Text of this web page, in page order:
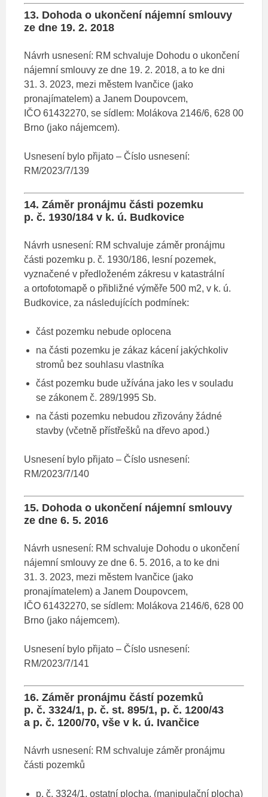
13. Dohoda o ukončení nájemní smlouvy
ze dne 19. 2. 2018
Návrh usnesení: RM schvaluje Dohodu o ukončení
nájemní smlouvy ze dne 19. 2. 2018, a to ke dni
31. 3. 2023, mezi městem Ivančice (jako
pronajímatelem) a Janem Doupovcem,
IČO 61432270, se sídlem: Molákova 2146/6, 628 00
Brno (jako nájemcem).
Usnesení bylo přijato – Číslo usnesení:
RM/2023/7/139
14. Záměr pronájmu části pozemku
p. č. 1930/184 v k. ú. Budkovice
Návrh usnesení: RM schvaluje záměr pronájmu
části pozemku p. č. 1930/186, lesní pozemek,
vyznačené v předloženém zákresu v katastrální
a ortofotomapě o přibližné výměře 500 m2, v k. ú.
Budkovice, za následujících podmínek:
část pozemku nebude oplocena
na části pozemku je zákaz kácení jakýchkoliv
stromů bez souhlasu vlastníka
část pozemku bude užívána jako les v souladu
se zákonem č. 289/1995 Sb.
na části pozemku nebudou zřizovány žádné
stavby (včetně přístřešků na dřevo apod.)
Usnesení bylo přijato – Číslo usnesení:
RM/2023/7/140
15. Dohoda o ukončení nájemní smlouvy
ze dne 6. 5. 2016
Návrh usnesení: RM schvaluje Dohodu o ukončení
nájemní smlouvy ze dne 6. 5. 2016, a to ke dni
31. 3. 2023, mezi městem Ivančice (jako
pronajímatelem) a Janem Doupovcem,
IČO 61432270, se sídlem: Molákova 2146/6, 628 00
Brno (jako nájemcem).
Usnesení bylo přijato – Číslo usnesení:
RM/2023/7/141
16. Záměr pronájmu částí pozemků
p. č. 3324/1, p. č. st. 895/1, p. č. 1200/43
a p. č. 1200/70, vše v k. ú. Ivančice
Návrh usnesení: RM schvaluje záměr pronájmu
části pozemků
p. č. 3324/1, ostatní plocha, (manipulační plocha)